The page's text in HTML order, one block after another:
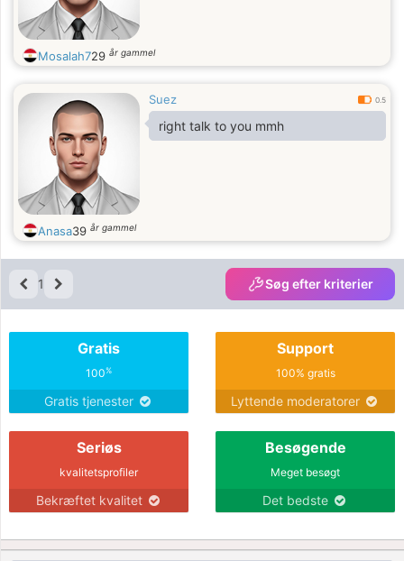
Mosalah729 år gammel
Suez 0.5
right talk to you mmh
Anasa39 år gammel
1 Søg efter kriterier
Gratis
100%
Gratis tjenester
Support
100% gratis
Lyttende moderatorer
Seriøs
kvalitetsprofiler
Bekræftet kvalitet
Besøgende
Meget besøgt
Det bedste